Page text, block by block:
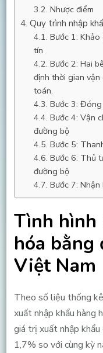
Nhược điểm
Quy trình nhập
Bước 1:
tín
Bước 2: Hai
định thời gian
toán.
Bước 3:
Bước 4: Vận
đường bộ
Bước 5:
Bước 6: Thủ
đường bộ
Bước 7:
Tình hình
hóa bằng
Việt Nam
Theo số liệu thống
xuất nhập khẩu hàng
giá trị xuất nhập
1,7% so với cùng kỳ